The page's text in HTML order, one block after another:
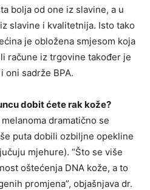
bolja od one iz slavine, a u
slavine i kvalitetnija. Isto tako
je obložena smjesom koja
račune iz trgovine također je
oni sadrže BPA.
dobit ćete rak kože?
dramatično se
puta dobili ozbiljne opekline
mjehure). “Što se više
oštećenja DNA kože, a to
promjena”, objašnjava dr.